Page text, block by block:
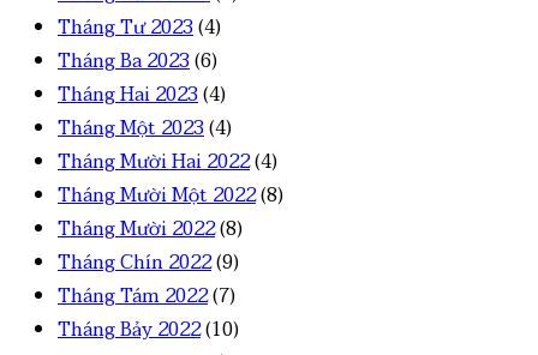
Tháng Tư 2023(4)
Tháng Ba 2023(6)
Tháng Hai 2023(4)
Tháng Một 2023(4)
Tháng Mười Hai 2022(4)
Tháng Mười Một 2022(8)
Tháng Mười 2022(8)
Tháng Chín 2022(9)
Tháng Tám 2022(7)
Tháng Bảy 2022(10)